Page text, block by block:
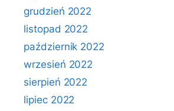
grudzień 2022
listopad 2022
październik 2022
wrzesień 2022
sierpień 2022
lipiec 2022